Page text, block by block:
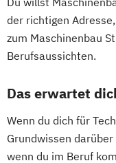
Mathematik
Mathematik
Internet of
Mechatronik
der richtigen
zum Maschinenbau
Berufsaussichten.
Das erwartet
Wenn du dich für
Grundwissen
wenn du im Beruf